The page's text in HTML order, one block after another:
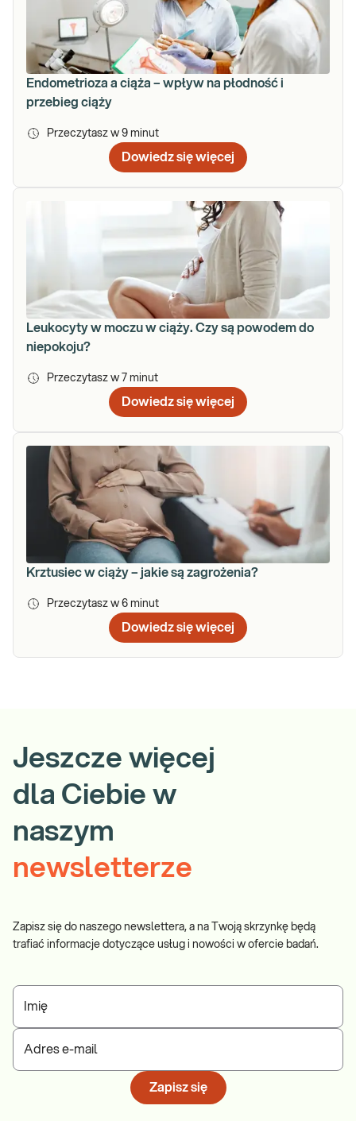
Endometrioza a ciąża – wpływ na płodność i
przebieg ciąży
Przeczytasz w 9 minut
Dowiedz się więcej
Leukocyty w moczu w ciąży. Czy są powodem do
niepokoju?
Przeczytasz w 7 minut
Dowiedz się więcej
Krztusiec w ciąży – jakie są zagrożenia?
Przeczytasz w 6 minut
Dowiedz się więcej
Jeszcze więcej
dla Ciebie w
naszym
newsletterze
Zapisz się do naszego newslettera, a na Twoją skrzynkę będą
trafiać informacje dotyczące usług i nowości w ofercie badań.
Imię
Adres e-mail
Zapisz się